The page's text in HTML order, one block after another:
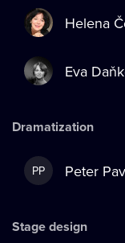
Helena
Eva
Dramatization
PP Peter
Stage design